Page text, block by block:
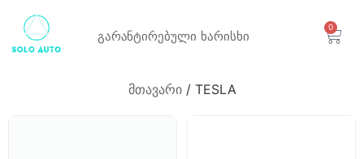
გარანტირებული ხარისხი
0
მთავარი/ TESLA